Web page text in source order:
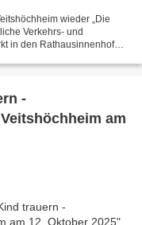
wieder „Die
Verkehrs- und
in den Rathausinnenhof
-
am